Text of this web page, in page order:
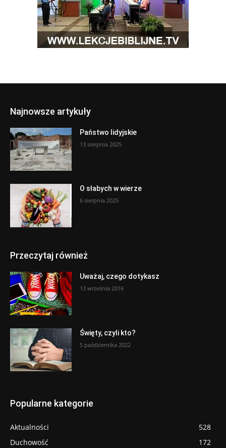
Najnowsze artykuły
Państwo lidyjskie
13 sierpnia 2025
O słabych w wierze
6 sierpnia 2025
Przeczytaj również
Uważaj, czego dotykasz
13 września 2016
Święty, czyli kto?
5 października 2022
Popularne kategorie
Aktualności
528
Duchowość
172